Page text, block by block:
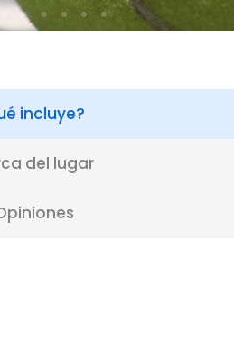
incluye?
del lugar